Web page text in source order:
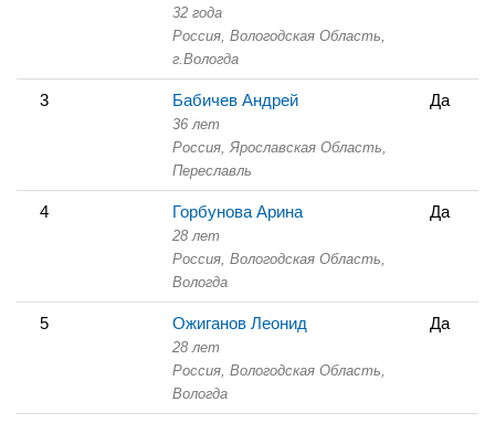
32 года
Россия, Вологодская Область,
г.Вологда
3 Бабичев Андрей
36 лет
Россия, Ярославская Область,
Переславль
Да
4 Горбунова Арина
28 лет
Россия, Вологодская Область,
Вологда
Да
5 Ожиганов Леонид
28 лет
Россия, Вологодская Область,
Вологда
Да